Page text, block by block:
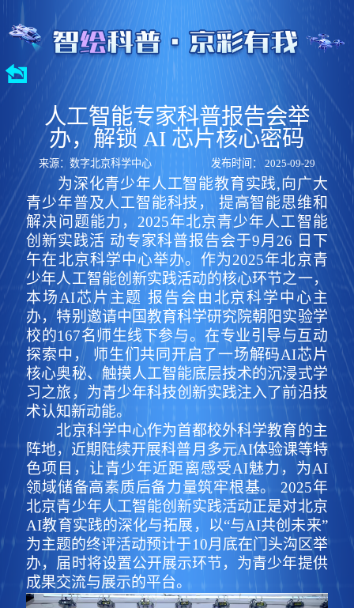
人工智能专家科普报告会举
办，解锁 AI 芯片核心密码
来源：数字北京科学中心 发布时间： 2025-09-29
为深化青少年人工智能教育实践,向广大
青少年普及人工智能科技， 提高智能思维和
解决问题能力，2025年北京青少年人工智能
创新实践活 动专家科普报告会于9月26 日下
午在北京科学中心举办。作为2025年北京青
少年人工智能创新实践活动的核心环节之一，
本场AI芯片主题 报告会由北京科学中心主
办，特别邀请中国教育科学研究院朝阳实验学
校的167名师生线下参与。在专业引导与互动
探索中， 师生们共同开启了一场解码AI芯片
核心奥秘、触摸人工智能底层技术的沉浸式学
习之旅，为青少年科技创新实践注入了前沿技
术认知新动能。
北京科学中心作为首都校外科学教育的主
阵地，近期陆续开展科普月多元AI体验课等特
色项目，让青少年近距离感受AI魅力，为AI
领域储备高素质后备力量筑牢根基。 2025年
北京青少年人工智能创新实践活动正是对北京
AI教育实践的深化与拓展，以“与AI共创未来”
为主题的终评活动预计于10月底在门头沟区举
办，届时将设置公开展示环节，为青少年提供
成果交流与展示的平台。